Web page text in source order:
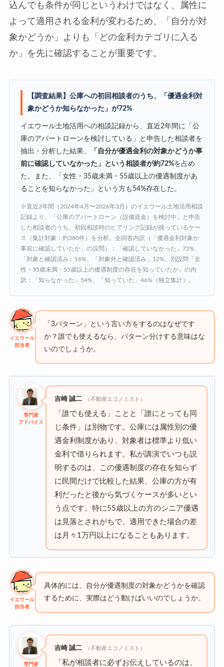
込んでも条件が同じというわけではなく、属性に
よって適用される金利が変わるため、「自分が対
象かどうか」よりも「どの金利カテゴリに入る
か」を先に確認することが重要です。
【調査結果】公庫への初回相談者のうち、「優遇金利対
象かどうか知らなかった」が72%
イエウール土地活用への相談記録から、直近2年間に「公
庫のアパートローンを検討している」と申告した相談者を
抽出・分析した結果、
「自分が優遇金利の対象かどうか事
前に確認していなかった」という相談者が約72%を占め
た。また、「女性・35歳未満・55歳以上の優遇制度があ
ることを知らなかった」という方も54%存在した。
※直近2年間（2024年4月〜2026年3月）のイエウール土地活用相談
記録より、「公庫のアパートローン（設備資金）を検討中」と申告
した相談者のうち、初回相談時のヒアリング記録が残っているケー
ス（集計対象：約380件）を分析。全回答内訳（「優遇金利対象か
事前に確認していたか」の設問）：「確認していなかった」72%、
「対象と確認済み」16%、「対象外と確認済み」12%。別設問「女
性・35歳未満・55歳以上の優遇制度の存在を知っていたか」の内
訳：「知らなかった」54%、「知っていた」46%（独立集計）。
イエウール
担当者
「3パターン」という言い方をするのはなぜです
か？誰でも使えるなら、パターン分けする意味はな
いのでしょうか。
専門家
アドバイス
吉崎 誠二 （不動産エコノミスト）
「誰でも使える」ことと「誰にとっても同
じ条件」は別物です。公庫には属性別の優
遇金利制度があり、対象者は標準より低い
金利で借りられます。私が講演でいつも説
明するのは、この優遇制度の存在を知らず
に民間だけで比較した結果、公庫の方が有
利だったと後から気づくケースが多いとい
う点です。特に55歳以上の方のシニア優遇
は見落とされがちで、適用できた場合の差
は月々1万円以上になることもあります。
イエウール
担当者
具体的には、自分が優遇制度の対象かどうかを確認
するために、実際はどう動けばいいのでしょうか。
専門家
吉崎 誠二 （不動産エコノミスト）
「私が相談者に必ずお伝えしているのは、